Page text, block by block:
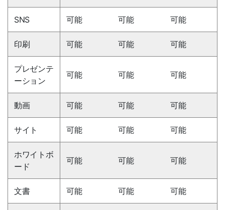
SNS 可能 可能 可能
印刷 可能 可能 可能
プレゼンテ
ーション
可能 可能 可能
動画 可能 可能 可能
サイト 可能 可能 可能
ホワイトボ
ード
可能 可能 可能
文書 可能 可能 可能